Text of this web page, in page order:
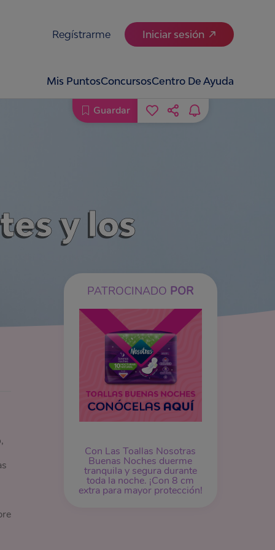
Regístrarme Iniciar sesión
Mis PuntosConcursosCentro De Ayuda
y los
PATROCINADO POR
Con Las Toallas Nosotras
Buenas Noches duerme
tranquila y segura durante
toda la noche. ¡Con 8 cm
extra para mayor protección!
Guardar